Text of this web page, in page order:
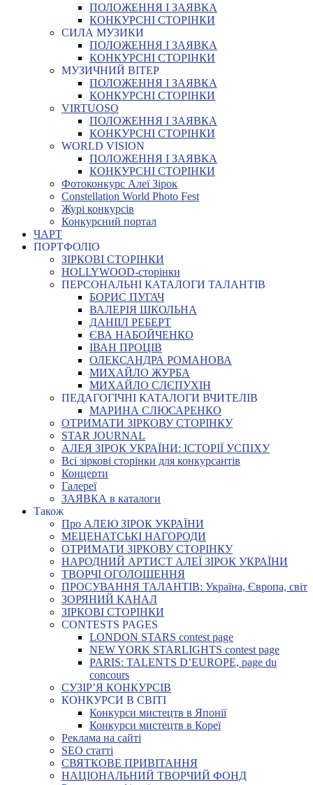
ПОЛОЖЕННЯ І ЗАЯВКА
КОНКУРСНІ СТОРІНКИ
СИЛА МУЗИКИ
ПОЛОЖЕННЯ І ЗАЯВКА
КОНКУРСНІ СТОРІНКИ
МУЗИЧНИЙ ВІТЕР
ПОЛОЖЕННЯ І ЗАЯВКА
КОНКУРСНІ СТОРІНКИ
VIRTUOSO
ПОЛОЖЕННЯ І ЗАЯВКА
КОНКУРСНІ СТОРІНКИ
WORLD VISION
ПОЛОЖЕННЯ І ЗАЯВКА
КОНКУРСНІ СТОРІНКИ
Фотоконкурс Алеї Зірок
Constellation World Photo Fest
Журі конкурсів
Конкурсний портал
ЧАРТ
ПОРТФОЛІО
ЗІРКОВІ СТОРІНКИ
HOLLYWOOD-сторінки
ПЕРСОНАЛЬНІ КАТАЛОГИ ТАЛАНТІВ
БОРИС ПУГАЧ
ВАЛЕРІЯ ШКОЛЬНА
ДАНІІЛ РЕБЕРТ
ЄВА НАБОЙЧЕНКО
ІВАН ПРОЦІВ
ОЛЕКСАНДРА РОМАНОВА
МИХАЙЛО ЖУРБА
МИХАЙЛО СЛЄПУХІН
ПЕДАГОГІЧНІ КАТАЛОГИ ВЧИТЕЛІВ
МАРИНА СЛЮСАРЕНКО
ОТРИМАТИ ЗІРКОВУ СТОРІНКУ
STAR JOURNAL
АЛЕЯ ЗІРОК УКРАЇНИ: ІСТОРІЇ УСПІХУ
Всі зіркові сторінки для конкурсантів
Концерти
Галереї
ЗАЯВКА в каталоги
Також
Про АЛЕЮ ЗІРОК УКРАЇНИ
МЕЦЕНАТСЬКІ НАГОРОДИ
ОТРИМАТИ ЗІРКОВУ СТОРІНКУ
НАРОДНИЙ АРТИСТ АЛЕЇ ЗІРОК УКРАЇНИ
ТВОРЧІ ОГОЛОШЕННЯ
ПРОСУВАННЯ ТАЛАНТІВ: Україна, Європа, світ
ЗОРЯНИЙ КАНАЛ
ЗІРКОВІ СТОРІНКИ
CONTESTS PAGES
LONDON STARS contest page
NEW YORK STARLIGHTS contest page
PARIS: TALENTS D’EUROPE, page du
concours
СУЗІР’Я КОНКУРСІВ
КОНКУРСИ В СВІТІ
Конкурси мистецтв в Японії
Конкурси мистецтв в Кореї
Реклама на сайті
SEO статті
СВЯТКОВЕ ПРИВІТАННЯ
НАЦІОНАЛЬНИЙ ТВОРЧИЙ ФОНД